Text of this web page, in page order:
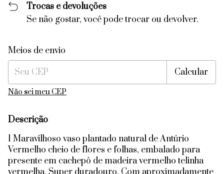
Trocas e devoluções
Se não gostar, você pode trocar ou devolver.
Entregas para o CEP:
Meios de envio
Calcular
Não sei meu CEP
Descrição
1 Maravilhoso vaso plantado natural de Antúrio
Vermelho cheio de flores e folhas, embalado para
presente em cachepô de madeira vermelho telinha